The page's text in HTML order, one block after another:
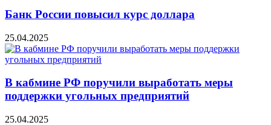
Банк России повысил курс доллара
25.04.2025
В кабмине РФ поручили выработать меры
поддержки угольных предприятий
25.04.2025